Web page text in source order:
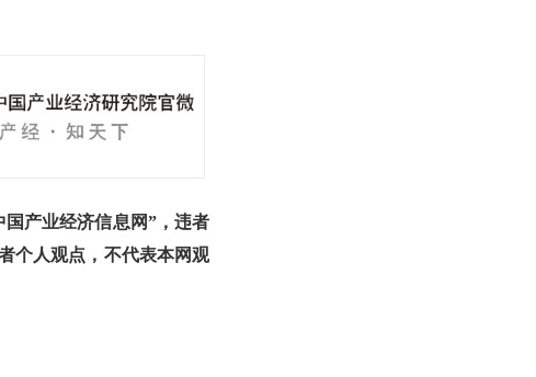
产业经济信息网”，违者
个人观点，不代表本网观